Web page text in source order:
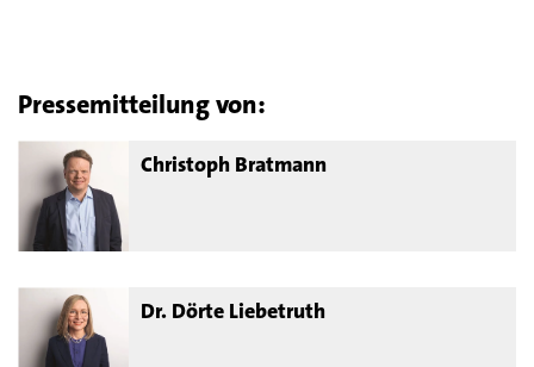
Pressemitteilung von:
Christoph Bratmann
Dr. Dörte Liebetruth